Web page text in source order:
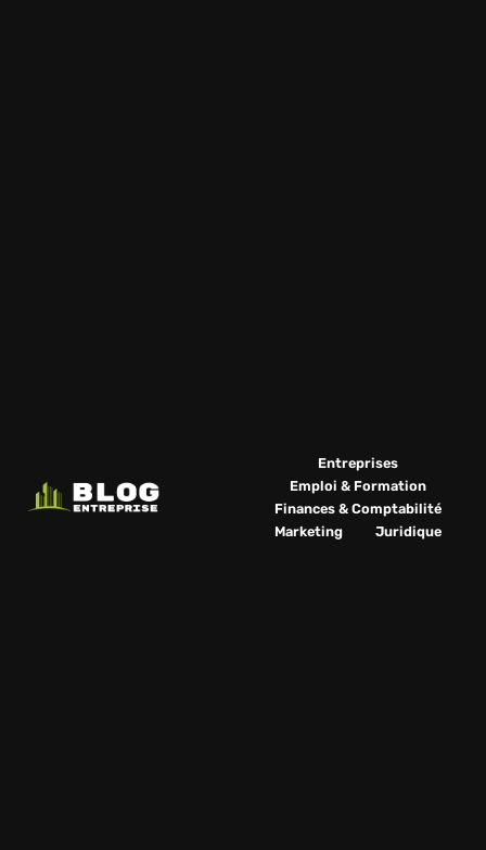
Entreprises
Emploi & Formation
Finances & Comptabilité
Marketing
Juridique